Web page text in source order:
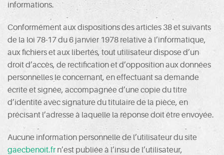
informations.
Conformément aux dispositions des articles 38 et suivants
de la loi 78-17 du 6 janvier 1978 relative à l’informatique,
aux fichiers et aux libertés, tout utilisateur dispose d’un
droit d’accès, de rectification et d’opposition aux données
personnelles le concernant, en effectuant sa demande
écrite et signée, accompagnée d’une copie du titre
d’identité avec signature du titulaire de la pièce, en
précisant l’adresse à laquelle la réponse doit être envoyée.
Aucune information personnelle de l’utilisateur du site
gaecbenoit.frn’est publiée à l’insu de l’utilisateur,